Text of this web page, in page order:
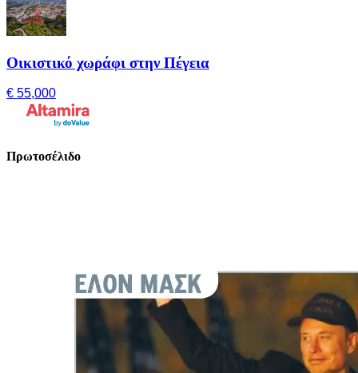
Οικιστικό χωράφι στην Πέγεια
€ 55,000
Πρωτοσέλιδο